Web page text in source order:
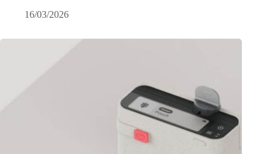
16/03/2026